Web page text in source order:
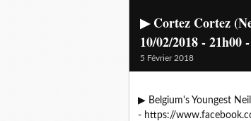
▶ Cortez Cortez
10/02/2018 -
5 Février 2018
▶ Belgium's Youngest
- https://